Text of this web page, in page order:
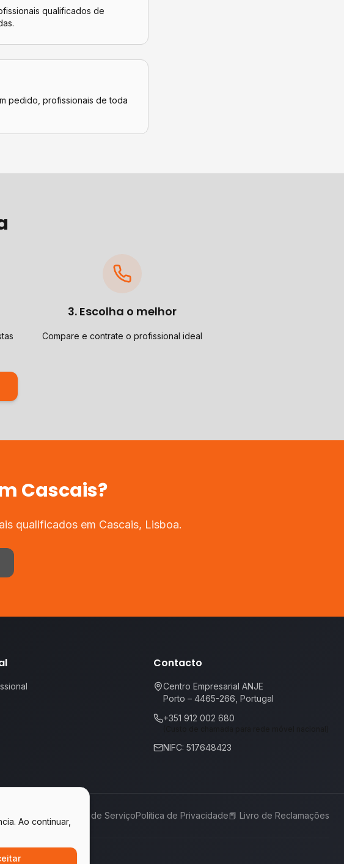
Ao continuar,
qualificados de
pedido, profissionais de toda
3. Escolha o melhor
Compare e contrate o profissional ideal
Cascais?
qualificados em Cascais, Lisboa.
Contacto
Centro Empresarial ANJE
Porto – 4465-266, Portugal
+351 912 002 680
NIFC: 517648423
Termos de ServiçoPolítica de Privacidade📕 Livro de Reclamações